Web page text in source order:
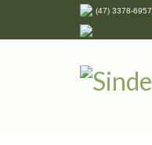
(47) 3378-6957